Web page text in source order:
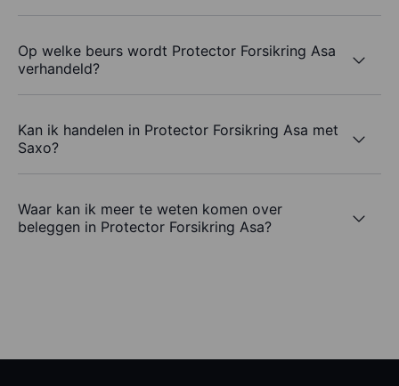
Op welke beurs wordt Protector Forsikring Asa
verhandeld?
Kan ik handelen in Protector Forsikring Asa met
Saxo?
Waar kan ik meer te weten komen over
beleggen in Protector Forsikring Asa?